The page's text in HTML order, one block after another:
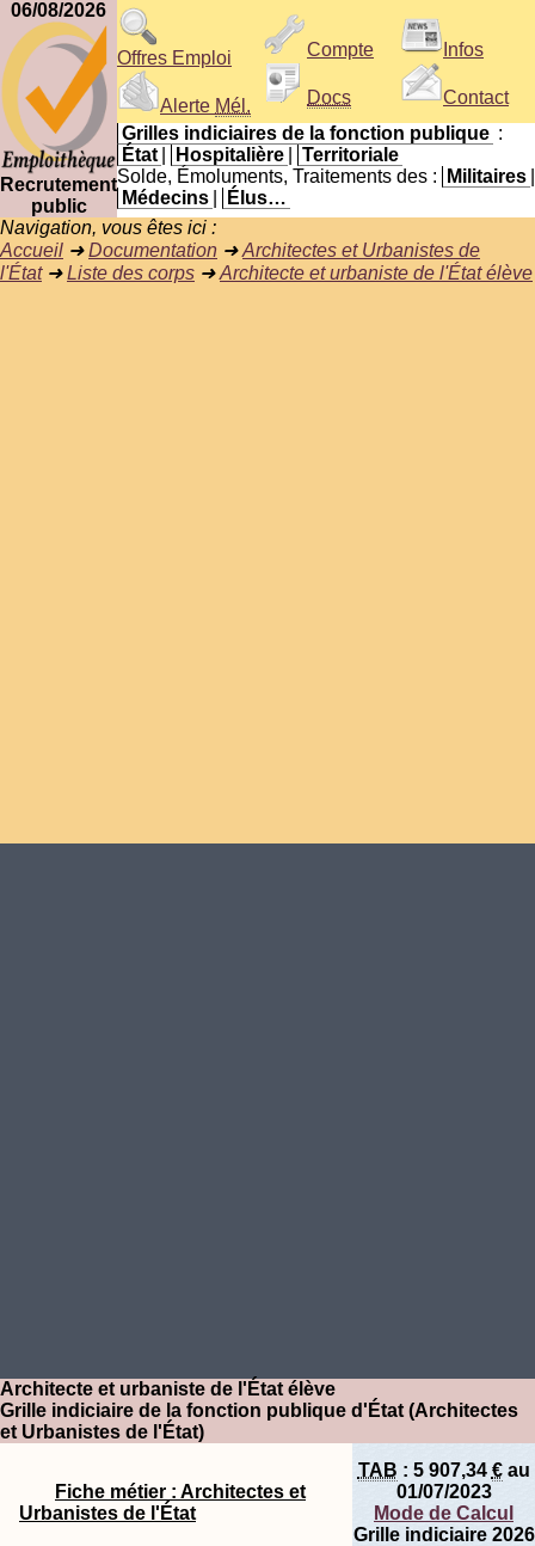
06/08/2026
Recrutement
public
Offres Emploi
Alerte Mél.
Compte
Docs
Infos
Contact
Grilles indiciaires de la fonction publique :
État
Hospitalière
Territoriale
Solde, Émoluments, Traitements des :
Militaires
Médecins
Élus…
Navigation, vous êtes ici :
Accueil ➜Documentation ➜Architectes et Urbanistes de
l'État➜Liste des corps ➜Architecte et urbaniste de l'État élève
Architecte et urbaniste de l'État élève
Grille indiciaire de la fonction publique d'État (Architectes
et Urbanistes de l'État)
Fiche métier : Architectes et
Urbanistes de l'État
TAB : 5 907,34 €au
01/07/2023
Mode de Calcul
Grille indiciaire 2026